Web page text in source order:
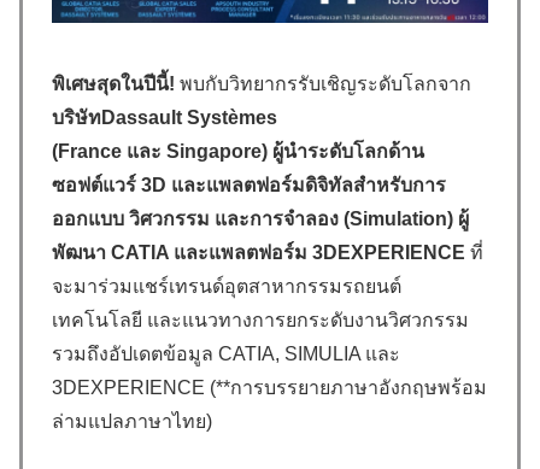
พิเศษสุดในปีนี้! พบกับวิทยากรรับเชิญระดับโลกจาก
บริษัทDassault Systèmes
(France และ Singapore) ผู้นำระดับโลกด้าน
ซอฟต์แวร์ 3D และแพลตฟอร์มดิจิทัลสำหรับการ
ออกแบบ วิศวกรรม และการจำลอง (Simulation) ผู้
พัฒนา CATIA และแพลตฟอร์ม 3DEXPERIENCE ที่
จะมาร่วมแชร์เทรนด์อุตสาหากรรมรถยนต์
เทคโนโลยี และแนวทางการยกระดับงานวิศวกรรม
รวมถึงอัปเดตข้อมูล CATIA, SIMULIA และ
3DEXPERIENCE (**การบรรยายภาษาอังกฤษพร้อม
ล่ามแปลภาษาไทย)